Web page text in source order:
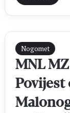
Nogomet
MNL
Povijest